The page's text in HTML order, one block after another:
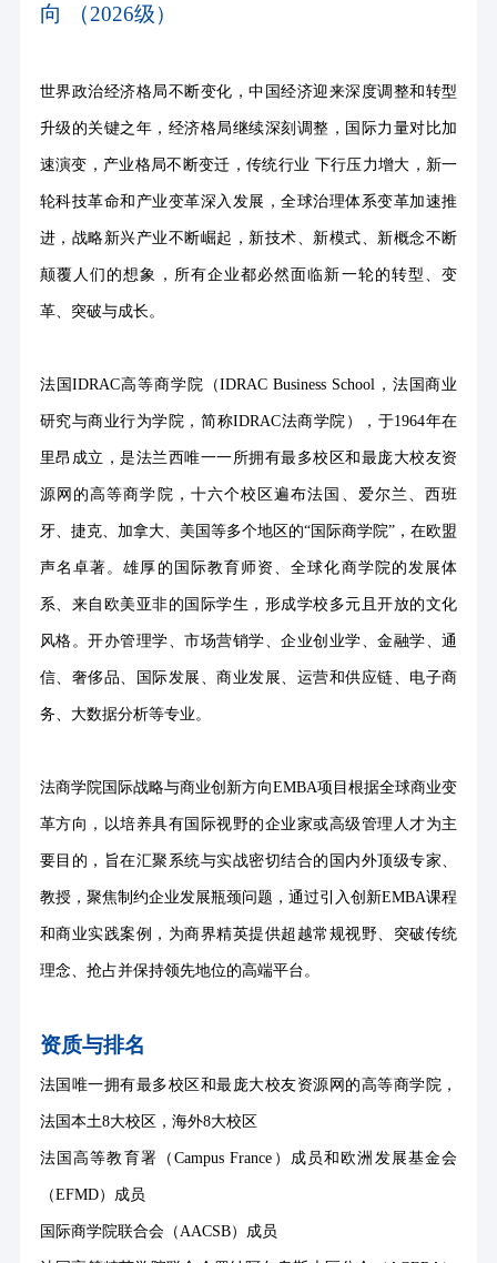
向
（2026级）
世界政治经济格局不断变化，中国经济迎来深度调整和转型
升级的关键之年，经济格局继续深刻调整，国际力量对比加
速演变，产业格局不断变迁，传统行业 下行压力增大，新一
轮科技革命和产业变革深入发展，全球治理体系变革加速推
进，战略新兴产业不断崛起，新技术、新模式、新概念不断
颠覆人们的想象，所有企业都必然面临新一轮的转型、变
革、突破与成长。
法国IDRAC高等商学院（IDRAC Business School，法国商业
研究与商业行为学院，简称IDRAC法商学院），于1964年在
里昂成立，是法兰西唯一一所拥有最多校区和最庞大校友资
源网的高等商学院，十六个校区遍布法国、爱尔兰、西班
牙、捷克、加拿大、美国等多个地区的“国际商学院”，在欧盟
声名卓著。雄厚的国际教育师资、全球化商学院的发展体
系、来自欧美亚非的国际学生，形成学校多元且开放的文化
风格。开办管理学、市场营销学、企业创业学、金融学、通
信、奢侈品、国际发展、商业发展、运营和供应链、电子商
务、大数据分析等专业。
法商学院国际战略与商业创新方向EMBA项目根据全球商业变
革方向，以培养具有国际视野的企业家或高级管理人才为主
要目的，旨在汇聚系统与实战密切结合的国内外顶级专家、
教授，聚焦制约企业发展瓶颈问题，通过引入创新EMBA课程
和商业实践案例，为商界精英提供超越常规视野、突破传统
理念、抢占并保持领先地位的高端平台。
资质与排名
法国唯一拥有最多校区和最庞大校友资源网的高等商学院，
法国本土8大校区，海外8大校区
法国高等教育署（Campus France）成员和欧洲发展基金会
（EFMD）成员
国际商学院联合会（AACSB）成员